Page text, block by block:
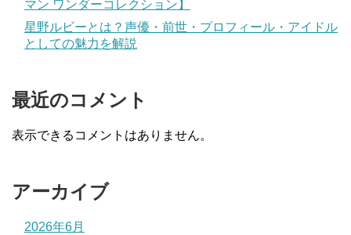
マン ワンダーコレクション】
星野ルビーとは？声優・前世・プロフィール・アイドル
としての魅力を解説
最近のコメント
表示できるコメントはありません。
アーカイブ
2026年6月